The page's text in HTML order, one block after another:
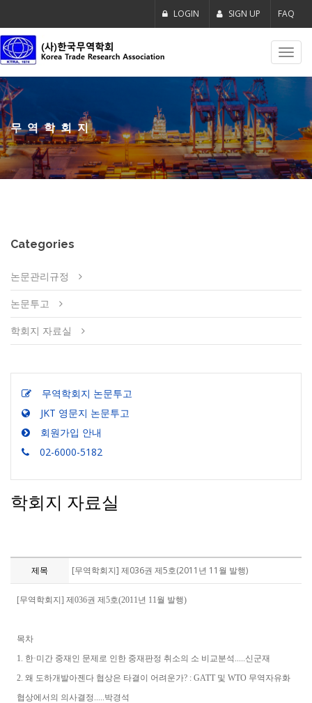
LOGIN SIGN UP FAQ
무역학회지
Categories
논문관리규정
논문투고
학회지 자료실
무역학회지 논문투고
JKT 영문지 논문투고
회원가입 안내
02-6000-5182
학회지 자료실
제목 [무역학회지] 제036권 제5호(2011년 11월 발행)
[무역학회지] 제036권 제5호(2011년 11월 발행)
목차
1. 한·미간 중재인 문제로 인한 중재판정 취소의 소 비교분석.....신군재
2. 왜 도하개발아젠다 협상은 타결이 어려운가? : GATT 및 WTO 무역자유화
협상에서의 의사결정.....박경석